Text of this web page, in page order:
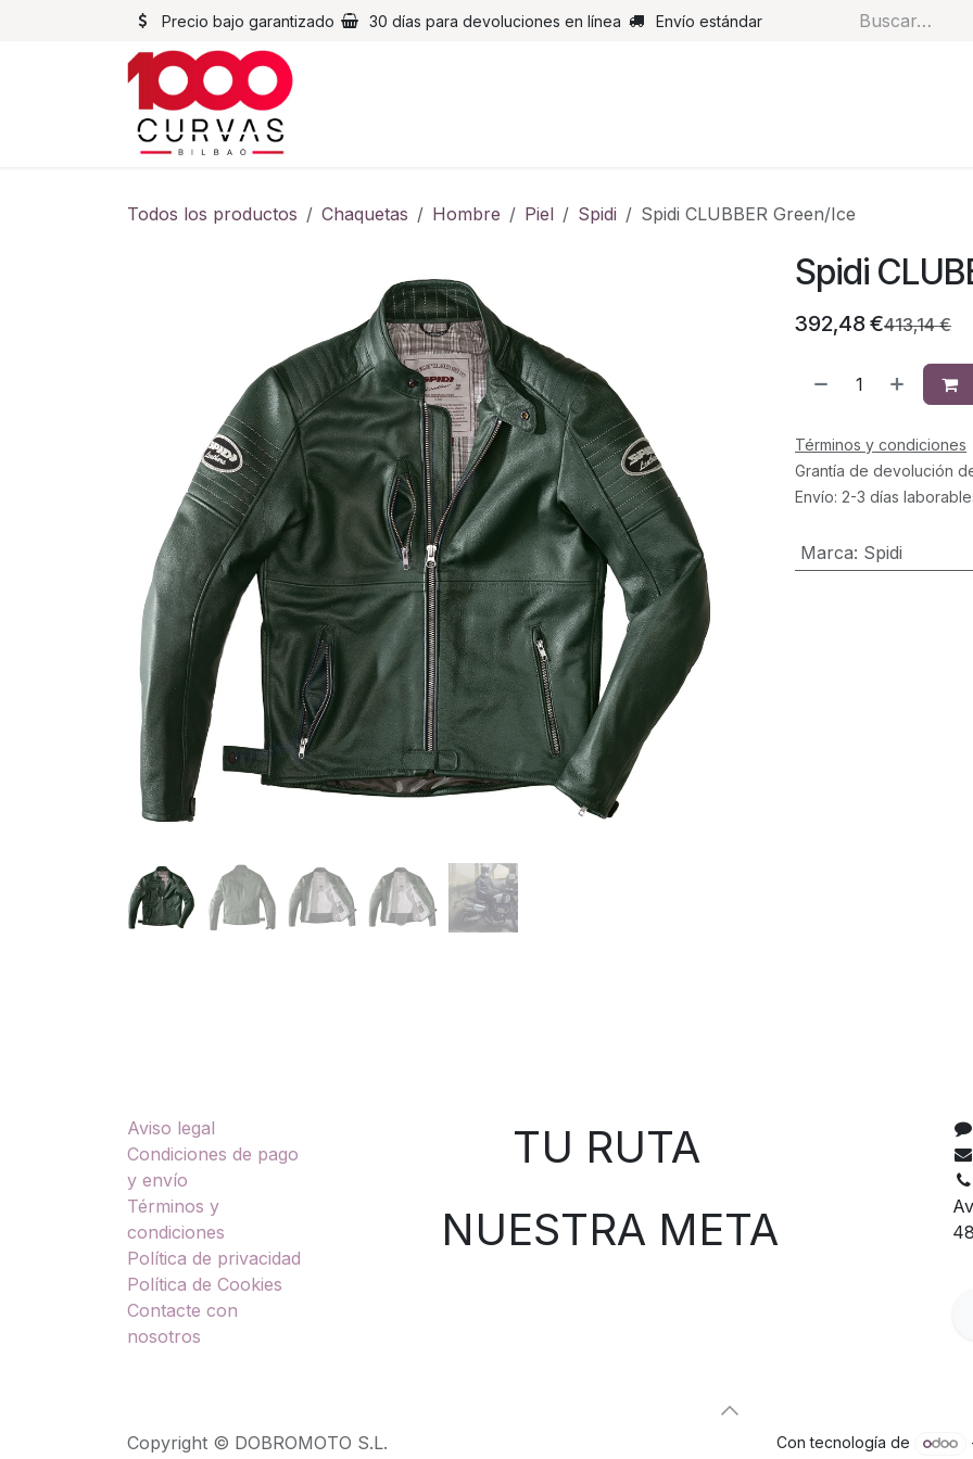
Precio bajo garantizado 30 días para devoluciones en línea Envío estándar
Todos los productos Chaquetas Hombre Piel Spidi Spidi CLUBBER Green/Ice
Spidi
392,48€413,14€
Términos y condiciones
Grantía de devolución
Envío: 2-3 días
Marca: Spidi
Aviso legal
Condiciones de pago
y envío
Términos y
condiciones
Política de privacidad
Política de Cookies
Contacte con
nosotros
TU RUTA
NUESTRA META
Copyright © DOBROMOTO S.L. Con tecnología de